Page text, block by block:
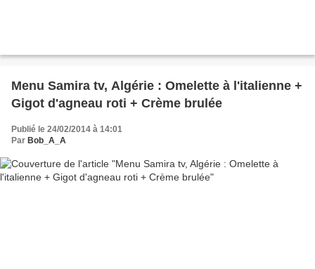
Menu Samira tv, Algérie : Omelette à l'italienne +
Gigot d'agneau roti + Crème brulée
Publié le 24/02/2014 à 14:01
Par Bob_A_A